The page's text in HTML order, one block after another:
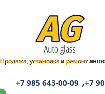
Продажа,установкаи ремонт
+7 985 643-00-09 ,+7